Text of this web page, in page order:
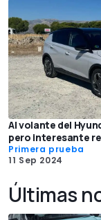
Al volante del
pero interesante
Primera prueba
11 Sep 2024
Últimas